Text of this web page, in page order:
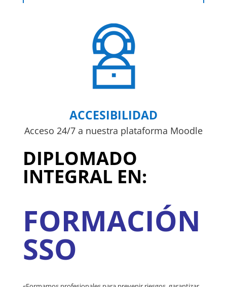
ACCESIBILIDAD
Acceso 24/7 a nuestra plataforma Moodle
DIPLOMADO
INTEGRAL EN:
FORMACIÓN
SSO